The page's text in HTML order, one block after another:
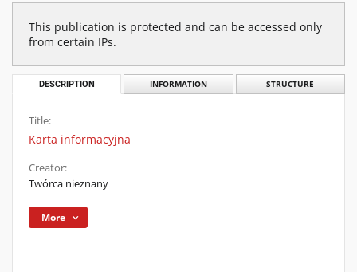
This publication is protected and can be accessed only
from certain IPs.
DESCRIPTION INFORMATION STRUCTURE
Title:
Karta informacyjna
Creator:
Twórca nieznany
More